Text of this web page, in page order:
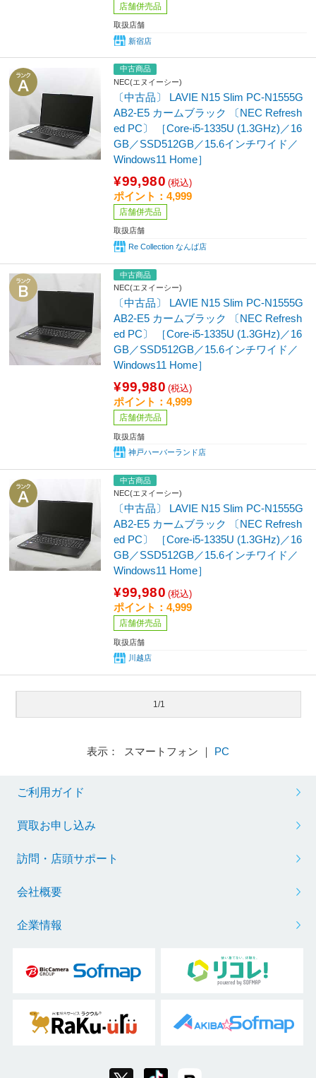
店舗併売品
取扱店舗
新宿店
中古商品
NEC(エヌイーシー)
〔中古品〕 LAVIE N15 Slim PC-N1555G
AB2-E5 カームブラック 〔NEC Refresh
ed PC〕 ［Core-i5-1335U (1.3GHz)／16
GB／SSD512GB／15.6インチワイド／
Windows11 Home］
¥99,980 (税込)
ポイント：4,999
店舗併売品
取扱店舗
Re Collection なんば店
中古商品
NEC(エヌイーシー)
〔中古品〕 LAVIE N15 Slim PC-N1555G
AB2-E5 カームブラック 〔NEC Refresh
ed PC〕 ［Core-i5-1335U (1.3GHz)／16
GB／SSD512GB／15.6インチワイド／
Windows11 Home］
¥99,980 (税込)
ポイント：4,999
店舗併売品
取扱店舗
神戸ハーバーランド店
中古商品
NEC(エヌイーシー)
〔中古品〕 LAVIE N15 Slim PC-N1555G
AB2-E5 カームブラック 〔NEC Refresh
ed PC〕 ［Core-i5-1335U (1.3GHz)／16
GB／SSD512GB／15.6インチワイド／
Windows11 Home］
¥99,980 (税込)
ポイント：4,999
店舗併売品
取扱店舗
川越店
1/1
表示： スマートフォン ｜ PC
ご利用ガイド
買取お申し込み
訪問・店頭サポート
会社概要
企業情報